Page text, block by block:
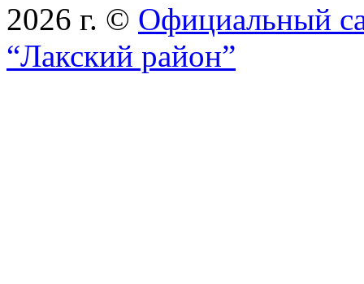
2026 г. © Официальный
“Лакский район”